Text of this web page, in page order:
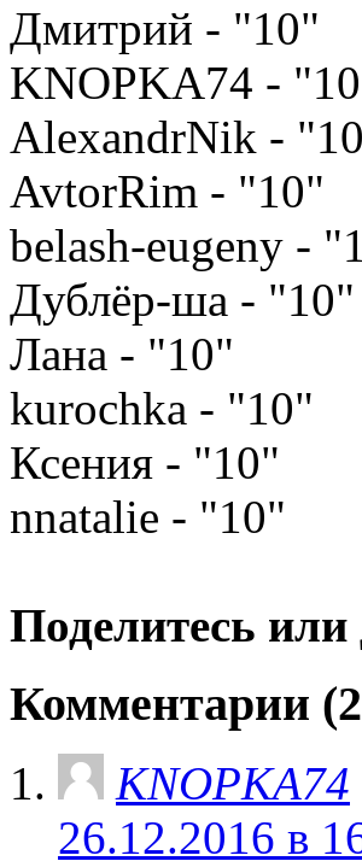
Дмитрий - "10"
KNOPKA74 -
AlexandrNik -
AvtorRim - "10"
belash-eugeny -
Дублёр-ша - "10"
Лана - "10"
kurochka - "10"
Ксения - "10"
nnatalie - "10"
Поделитесь
Комментарии
KNOPKA74
26.12.2016 в